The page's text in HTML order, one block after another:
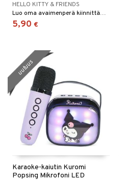
HELLO KITTY & FRIENDS
Luo oma avaimenperä kiinnittämällä 350 pientä timanttia alustaan!
5,90 €
Karaoke-kaiutin Kuromi
Popsing Mikrofoni LED
uutuus